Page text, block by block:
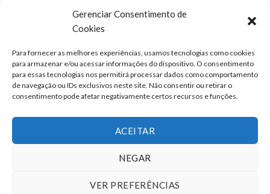
Gerenciar Consentimento de
Cookies
Para fornecer as melhores experiências, usamos tecnologias como cookies
para armazenar e/ou acessar informações do dispositivo. O consentimento
para essas tecnologias nos permitirá processar dados como comportamento
de navegação ou IDs exclusivos neste site. Não consentir ou retirar o
consentimento pode afetar negativamente certos recursos e funções.
ACEITAR
NEGAR
VER PREFERÊNCIAS